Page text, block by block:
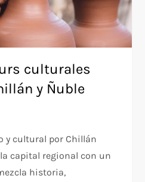
culturales
y Ñuble
y cultural por Chillán
capital regional con un
historia,